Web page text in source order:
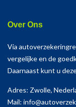
Over Ons
Via
vergelijke en de
Daarnaast kunt u
Adres: Zwolle,
Mail: